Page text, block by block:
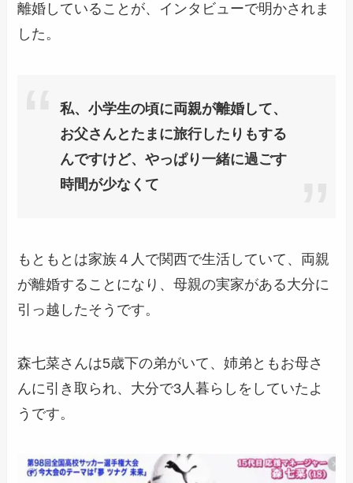
離婚 していることが、インタビューで明かされま
した。
私、小学生の頃に両親が離婚して、
お父さんとたまに旅行したりもする
んですけど、やっぱり一緒に過ごす
時間が少なくて
もともとは家族４人で関西で生活していて、 両親
が離婚することになり、母親の実家がある大分に
引っ越したそうです。
森七菜さんは5歳下の弟がいて、姉弟ともお母さ
んに引き取られ、大分で3人暮らしをしていたよ
うです。